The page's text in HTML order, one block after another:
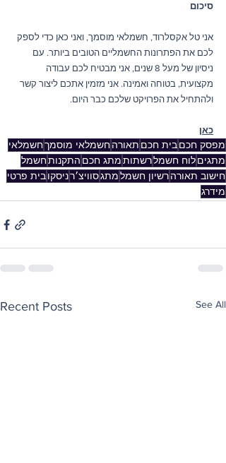
סיכום
אני טל אקסלרוד, חשמלאי מוסמך, ואני כאן כדי לספק
לכם את הפתרונות החשמליים הטובים ביותר. עם
ניסיון של מעל 8 שנים, אני מבטיח לכם עבודה
מקצועית, בטוחה ואמינה. אני מזמין אתכם ליצור קשר
ולהתחיל את הפרויקט שלכם כבר היום.
כאן
חשמלאיחשמלאי מוסמך תאורה בית חכםמפסק חכם
חשמלהתקנות מתג חכםרשתותלוח חשמלמתגים
בית פרטיניסקוסוויצ׳רמתגרשיון חשמלחישוב תאורה
מידרג
Recent Posts See All